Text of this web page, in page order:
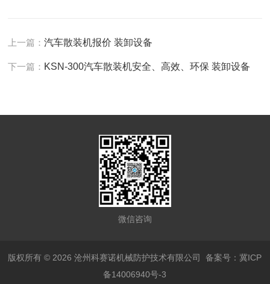
上一篇：汽车散装机报价 装卸设备
下一篇： KSN-300汽车散装机安全、高效、环保 装卸设备
微信咨询
版权所有 © 2026 沧州科赛诺机械防护技术有限公司备案号：冀ICP
备14006940号-3